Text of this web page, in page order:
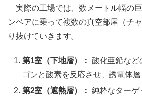
実際の工場では、数メートル幅の
ンベアに乗って複数の真空部屋（チ
り抜けていきます。
第1室（下地層）： 酸化亜鉛など
ゴンと酸素を反応させ、誘電体層
第2室（遮熱層）： 純粋なターゲ